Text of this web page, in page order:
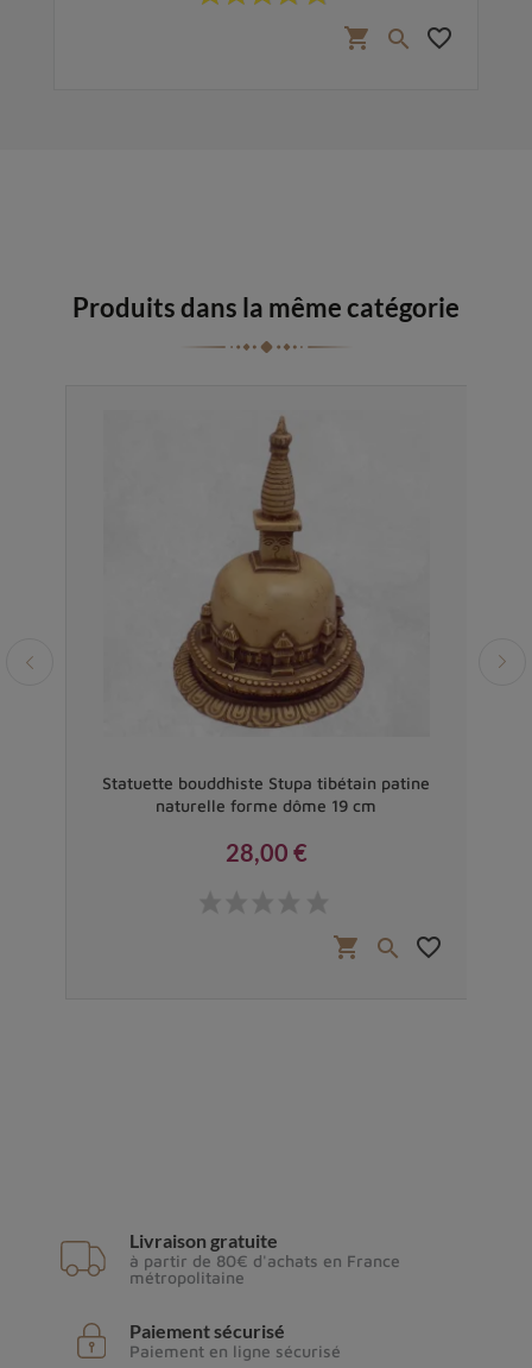
shopping_cart  favorite_border
Produits dans la même catégorie
Statuette bouddhiste Stupa tibétain patine
naturelle forme dôme 19 cm
28,00 €
shopping_cart  favorite_border
Livraison gratuite
à partir de 80€ d'achats en France
métropolitaine
Paiement sécurisé
Paiement en ligne sécurisé